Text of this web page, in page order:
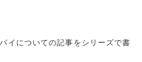
イについての記事をシリーズで書